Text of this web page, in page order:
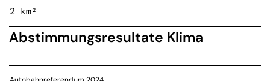
2 km²
Abstimmungsresultate Klima